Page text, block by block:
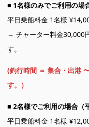
■ 1名様のみでご利用の場
平日乗船料金 1名様
→ チャーター料金30,000
す。
(釣行時間 ＝ 集合・出港
す。）
■ 2名様でご利用の場合（
平日乗船料金 1名様